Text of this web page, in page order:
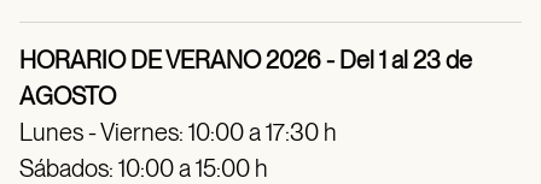
HORARIO DE VERANO 2026 - Del 1 al 23 de
AGOSTO
Lunes - Viernes: 10:00 a 17:30 h
Sábados: 10:00 a 15:00 h